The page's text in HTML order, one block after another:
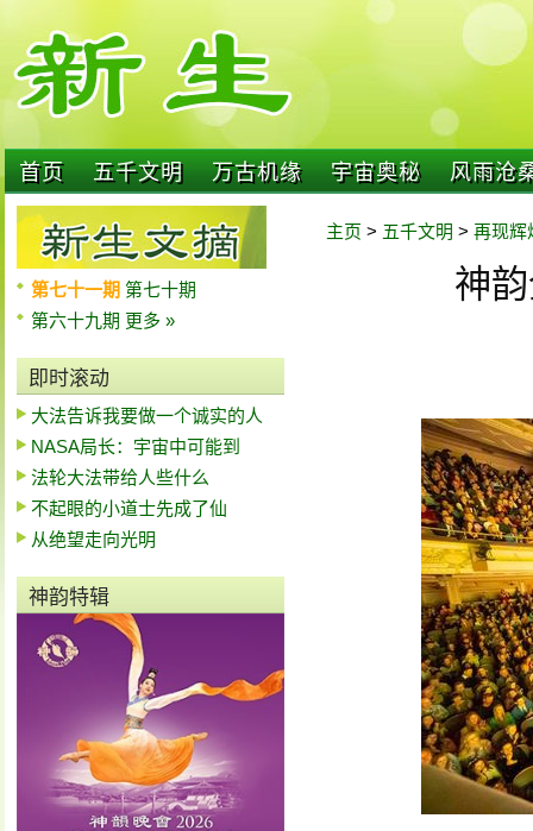
首页 五千文明 万古机缘 宇宙奥秘 风雨沧
第七十一期 第七十期
第六十九期 更多 »
即时滚动
大法告诉我要做一个诚实的人
NASA局长：宇宙中可能到
法轮大法带给人些什么
不起眼的小道士先成了仙
从绝望走向光明
神韵特辑
主页 > 五千文明 > 再现辉
神